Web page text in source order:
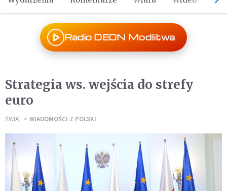
Radio DEON Modlitwa
Strategia ws. wejścia do strefy
euro
ŚWIAT WIADOMOŚCI Z POLSKI